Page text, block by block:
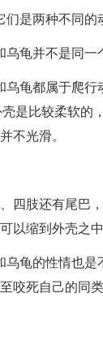
是两种不同的
乌龟并不是同一
乌龟都属于爬
是比较柔软的
不光滑。
四肢还有尾巴
以缩到外壳之
乌龟的性情也
咬死自己的同